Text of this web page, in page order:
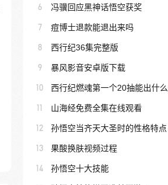
6 冯骥回应黑神话悟空获奖
7 痘博士退款能退出来吗
8 西行纪36集完整版
9 暴风影音安卓版下载
10 西行纪燃魂第一个20抽能出什么
11 山海经免费全集在线观看
12 孙悟空当齐天大圣时的性格特点
13 果酸换肤视频过程
14 孙悟空十大技能